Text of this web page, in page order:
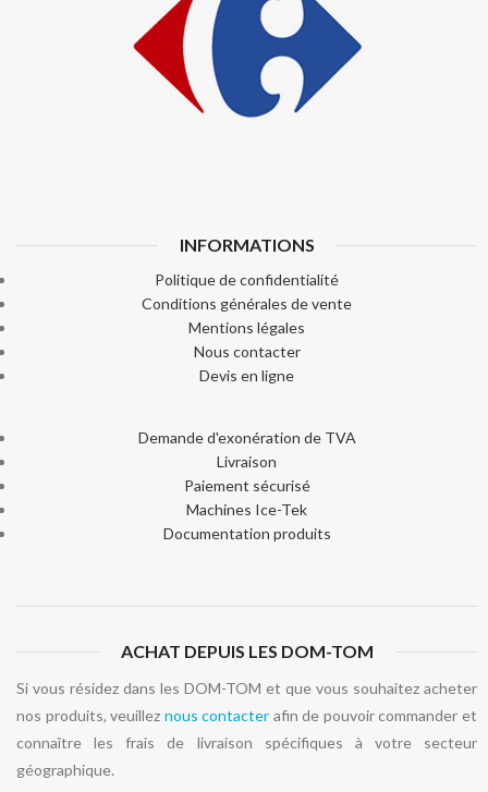
INFORMATIONS
Politique de confidentialité
Conditions générales de vente
Mentions légales
Nous contacter
Devis en ligne
Demande d'exonération de TVA
Livraison
Paiement sécurisé
Machines Ice-Tek
Documentation produits
ACHAT DEPUIS LES DOM-TOM
Si vous résidez dans les DOM-TOM et que vous souhaitez acheter
nos produits, veuillez nous contacter afin de pouvoir commander et
connaître les frais de livraison spécifiques à votre secteur
géographique.